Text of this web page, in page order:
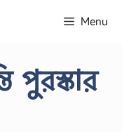
Menu
পুরস্কার